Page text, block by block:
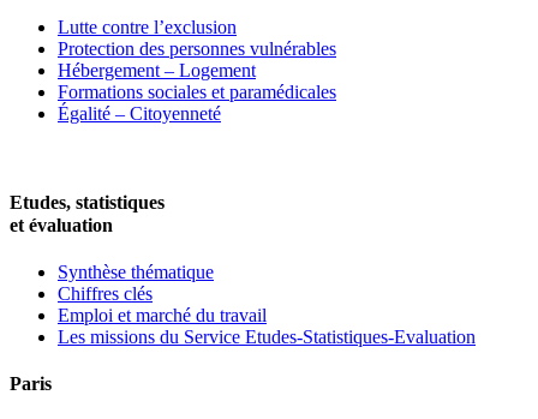
Lutte contre l’exclusion
Protection des personnes vulnérables
Hébergement – Logement
Formations sociales et paramédicales
Égalité – Citoyenneté
Etudes, statistiques
et évaluation
Synthèse thématique
Chiffres clés
Emploi et marché du travail
Les missions du Service Etudes-Statistiques-Evaluation
Paris